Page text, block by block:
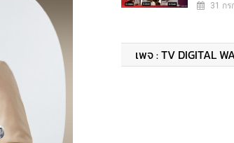
31 ก
เพจ : TV DIGITAL